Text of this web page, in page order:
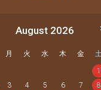
August 2026
月 火 水 木 金
1
3 4 5 6 7
8